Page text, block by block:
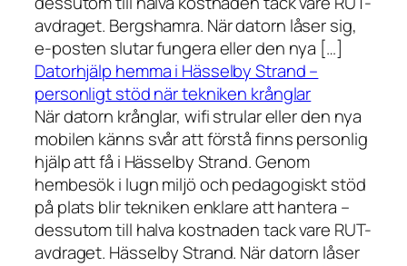
avdraget. Bergshamra. När datorn låser sig,
e-posten slutar fungera eller den nya […]
Datorhjälp hemma i Hässelby Strand –
personligt stöd när tekniken krånglar
När datorn krånglar, wifi strular eller den nya
mobilen känns svår att förstå finns personlig
hjälp att få i Hässelby Strand. Genom
hembesök i lugn miljö och pedagogiskt stöd
på plats blir tekniken enklare att hantera –
dessutom till halva kostnaden tack vare RUT-
avdraget. Hässelby Strand. När datorn låser